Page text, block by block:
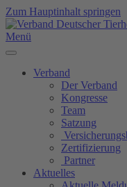
Zum Hauptinhalt springen
Menü
Verband
Der Verband
Kongresse
Team
Satzung
Zertifizierung
Partner
Aktuelles